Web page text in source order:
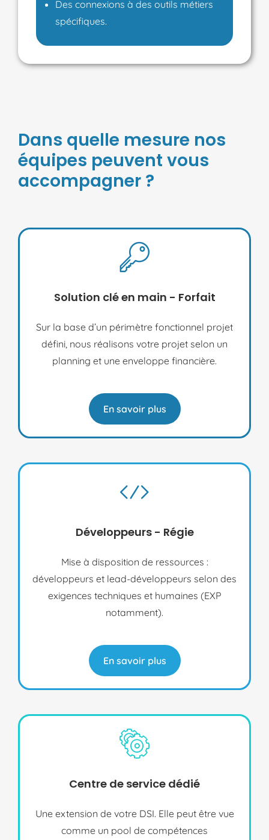
Des connexions à des outils métiers
spécifiques.
Dans quelle mesure nos
équipes peuvent vous
accompagner ?
Solution clé en main - Forfait
Sur la base d’un périmètre fonctionnel projet
défini, nous réalisons votre projet selon un
planning et une enveloppe financière.
En savoir plus
Développeurs - Régie
Mise à disposition de ressources :
développeurs et lead-développeurs selon des
exigences techniques et humaines (EXP
notamment).
En savoir plus
Centre de service dédié
Une extension de votre DSI. Elle peut être vue
comme un pool de compétences